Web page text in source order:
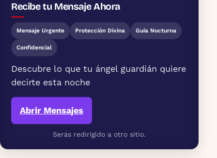
Recibe tu Mensaje Ahora
Mensaje Urgente Protección Divina Guía Nocturna
Confidencial
Descubre lo que tu ángel guardián quiere
decirte esta noche
Abrir Mensajes
Serás redirigido a otro sitio.